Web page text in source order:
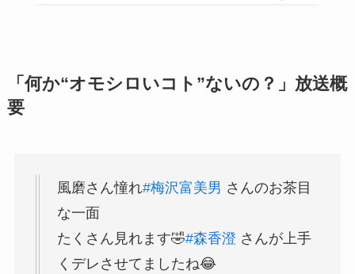
「何か“オモシロいコト”ないの？」放送概
要
風磨さん憧れ#梅沢富美男 さんのお茶目
な一面
たくさん見れます🤣#森香澄 さんが上手
くデレさせてましたね😂